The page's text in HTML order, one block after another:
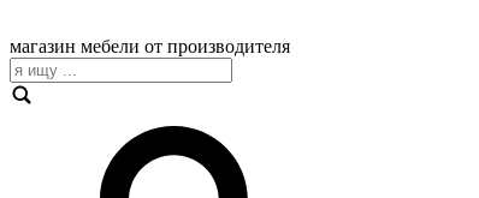
магазин мебели от производителя